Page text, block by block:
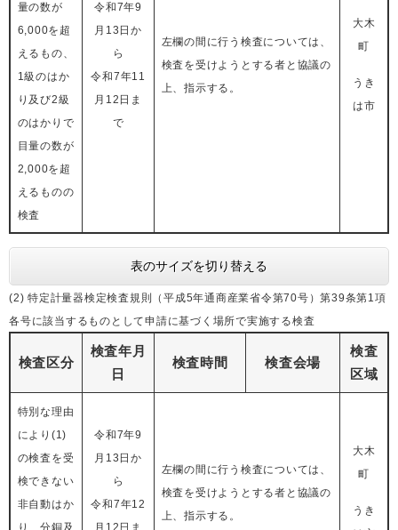
量の数が
6,000を超
えるもの、
1級のはか
り及び2級
のはかりで
目量の数が
2,000を超
えるものの
検査
令和7年9
月13日か
ら
令和7年11
月12日ま
で
左欄の間に行う検査については、
検査を受けようとする者と協議の
上、指示する。
大木
町
うき
は市
表のサイズを切り替える
(2) 特定計量器検定検査規則（平成5年通商産業省令第70号）第39条第1項
各号に該当するものとして申請に基づく場所で実施する検査
検査区分
検査年月
日
検査時間 検査会場
検査
区域
特別な理由
により(1)
の検査を受
検できない
非自動はか
り、分銅及
令和7年9
月13日か
ら
令和7年12
月12日ま
左欄の間に行う検査については、
検査を受けようとする者と協議の
上、指示する。
大木
町​
うき